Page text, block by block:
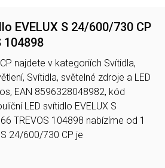
EVELUX S 24/600/730 CP
104898
najdete v kategoriích Svítidla,
Svítidla, světelné zdroje a LED
EAN 8596328048982, kód
LED svítidlo EVELUX S
TREVOS 104898 nabízíme od 1
S 24/600/730 CP je